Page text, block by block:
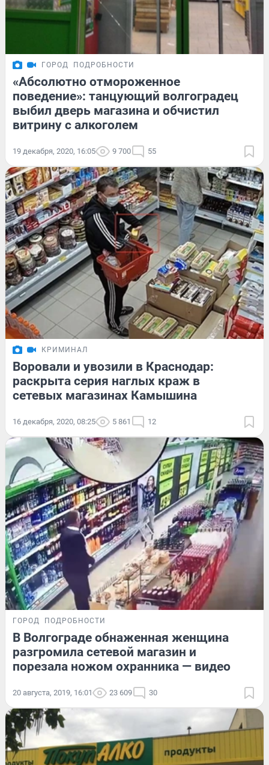
ГОРОД ПОДРОБНОСТИ
«Абсолютно отмороженное
поведение»: танцующий волгоградец
выбил дверь магазина и обчистил
витрину с алкоголем
19 декабря, 2020, 16:05 9 700 55
КРИМИНАЛ
Воровали и увозили в Краснодар:
раскрыта серия наглых краж в
сетевых магазинах Камышина
16 декабря, 2020, 08:25 5 861 12
ГОРОД ПОДРОБНОСТИ
В Волгограде обнаженная женщина
разгромила сетевой магазин и
порезала ножом охранника — видео
20 августа, 2019, 16:01 23 609 30